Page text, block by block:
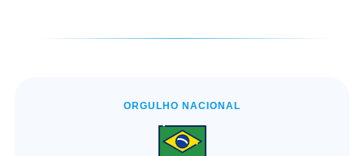
ORGULHO NACIONAL